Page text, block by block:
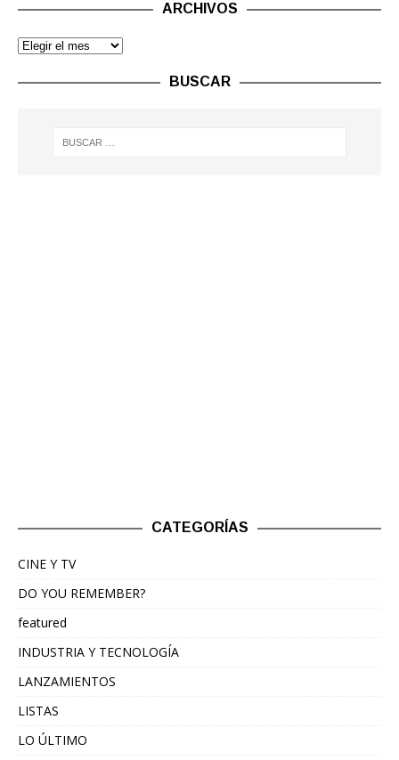
ARCHIVOS
BUSCAR
CATEGORÍAS
CINE Y TV
DO YOU REMEMBER?
featured
INDUSTRIA Y TECNOLOGÍA
LANZAMIENTOS
LISTAS
LO ÚLTIMO